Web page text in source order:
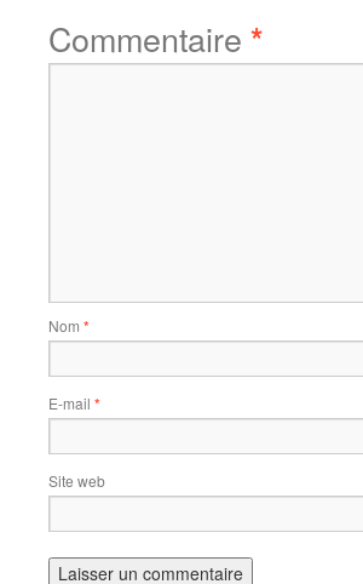
Commentaire *
Nom *
E-mail *
Site web